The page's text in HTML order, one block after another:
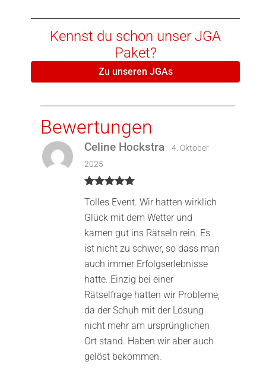
Kennst du schon unser JGA
Paket?
Zu unseren JGAs
Bewertungen
5von 5
Celine Hockstra
4. Oktober
2025
Tolles Event. Wir hatten wirklich
Glück mit dem Wetter und
kamen gut ins Rätseln rein. Es
ist nicht zu schwer, so dass man
auch immer Erfolgserlebnisse
hatte. Einzig bei einer
Rätselfrage hatten wir Probleme,
da der Schuh mit der Lösung
nicht mehr am ursprünglichen
Ort stand. Haben wir aber auch
gelöst bekommen.